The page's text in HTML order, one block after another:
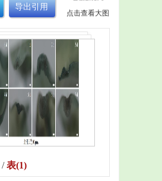
导出引用
点击查看大图
/表(1)